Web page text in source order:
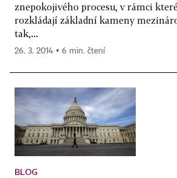
znepokojivého procesu, v rámci
rozkládají základní kameny
tak,...
26. 3. 2014 ▪ 6 min. čtení
BLOG